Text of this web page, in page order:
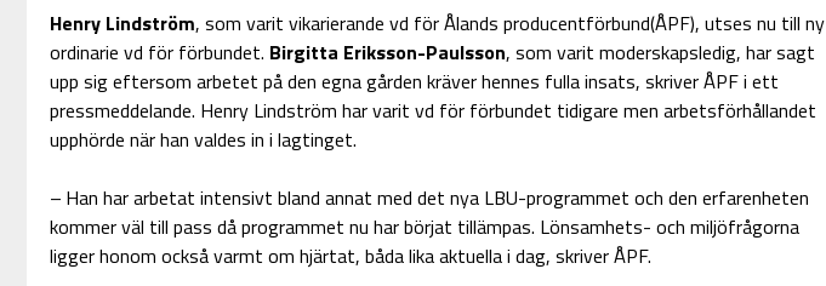
Henry Lindström, som varit vikarierande vd för Ålands producentförbund(ÅPF), utses nu till ny
ordinarie vd för förbundet. Birgitta Eriksson-Paulsson, som varit moderskapsledig, har sagt
upp sig eftersom arbetet på den egna gården kräver hennes fulla insats, skriver ÅPF i ett
pressmeddelande. Henry Lindström har varit vd för förbundet tidigare men arbetsförhållandet
upphörde när han valdes in i lagtinget.
– Han har arbetat intensivt bland annat med det nya LBU-programmet och den erfarenheten
kommer väl till pass då programmet nu har börjat tillämpas. Lönsamhets- och miljöfrågorna
ligger honom också varmt om hjärtat, båda lika aktuella i dag, skriver ÅPF.